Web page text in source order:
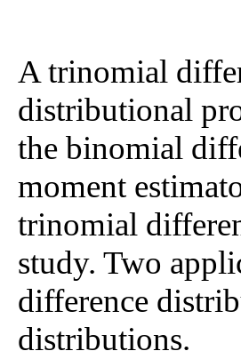
A trinomial
distributional
the binomial
moment
trinomial
study. Two
difference
distributions.